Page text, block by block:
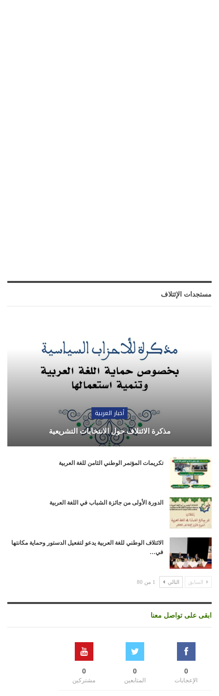
مستجدات الإئتلاف
أخبار العربية
مذكرة الائتلاف حول الانتخابات التشريعية
تكريمات المؤتمر الوطني الثامن للغة العربية
الدورة الأولى من جائزة الشباب في اللغة العربية
الائتلاف الوطني للغة العربية يدعو لتفعيل الدستور وحماية مكانتها
في…
السابق التالي 1 من 80
ابقى على تواصل معنا
0
الإعجابات
0
المتابعين
0
مشتركين